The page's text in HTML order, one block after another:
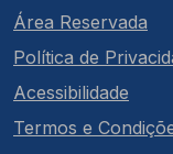
Área Reservada
Política de
Acessibilidade
Termos e